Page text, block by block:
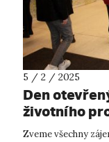
5 / 2 / 2025
Den
životního
Zveme všechny